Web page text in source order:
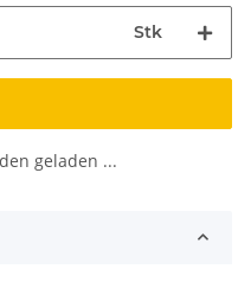
Stk
geladen ...